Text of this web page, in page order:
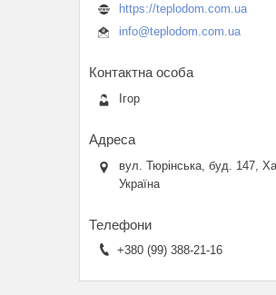
https://teplodom.com.ua
info@teplodom.com.ua
Ігор
вул. Тюрінська, буд. 147,
Україна
+380 (99) 388-21-16